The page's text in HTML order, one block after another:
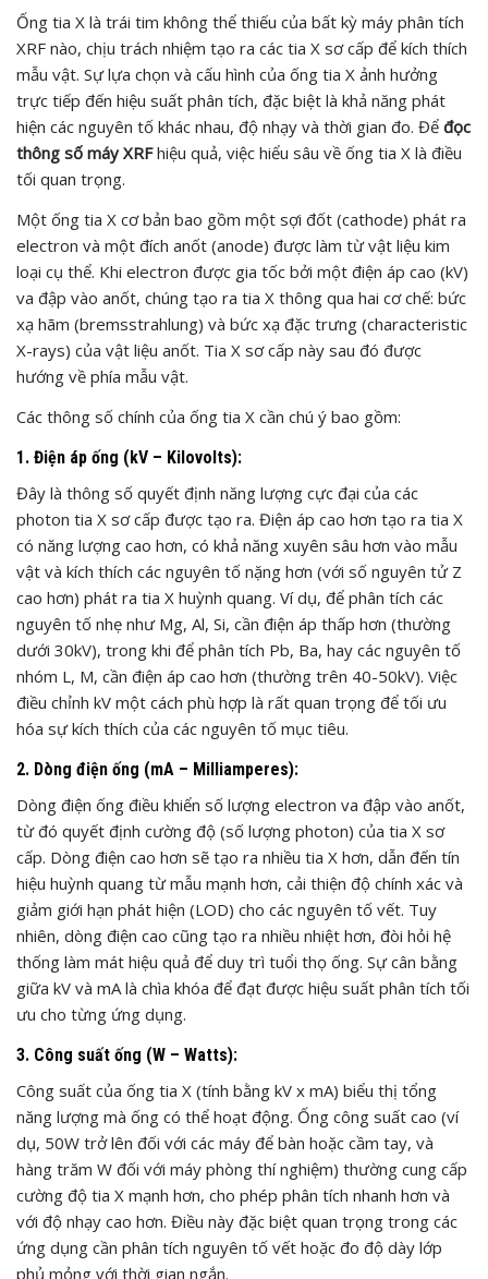
Ống tia X là trái tim không thể thiếu của bất kỳ máy phân tích
XRF nào, chịu trách nhiệm tạo ra các tia X sơ cấp để kích thích
mẫu vật. Sự lựa chọn và cấu hình của ống tia X ảnh hưởng
trực tiếp đến hiệu suất phân tích, đặc biệt là khả năng phát
hiện các nguyên tố khác nhau, độ nhạy và thời gian đo. Để đọc
thông số máy XRFhiệu quả, việc hiểu sâu về ống tia X là điều
tối quan trọng.
Một ống tia X cơ bản bao gồm một sợi đốt (cathode) phát ra
electron và một đích anốt (anode) được làm từ vật liệu kim
loại cụ thể. Khi electron được gia tốc bởi một điện áp cao (kV)
va đập vào anốt, chúng tạo ra tia X thông qua hai cơ chế: bức
xạ hãm (bremsstrahlung) và bức xạ đặc trưng (characteristic
X-rays) của vật liệu anốt. Tia X sơ cấp này sau đó được
hướng về phía mẫu vật.
Các thông số chính của ống tia X cần chú ý bao gồm:
1. Điện áp ống (kV – Kilovolts):
Đây là thông số quyết định năng lượng cực đại của các
photon tia X sơ cấp được tạo ra. Điện áp cao hơn tạo ra tia X
có năng lượng cao hơn, có khả năng xuyên sâu hơn vào mẫu
vật và kích thích các nguyên tố nặng hơn (với số nguyên tử Z
cao hơn) phát ra tia X huỳnh quang. Ví dụ, để phân tích các
nguyên tố nhẹ như Mg, Al, Si, cần điện áp thấp hơn (thường
dưới 30kV), trong khi để phân tích Pb, Ba, hay các nguyên tố
nhóm L, M, cần điện áp cao hơn (thường trên 40-50kV). Việc
điều chỉnh kV một cách phù hợp là rất quan trọng để tối ưu
hóa sự kích thích của các nguyên tố mục tiêu.
2. Dòng điện ống (mA – Milliamperes):
Dòng điện ống điều khiển số lượng electron va đập vào anốt,
từ đó quyết định cường độ (số lượng photon) của tia X sơ
cấp. Dòng điện cao hơn sẽ tạo ra nhiều tia X hơn, dẫn đến tín
hiệu huỳnh quang từ mẫu mạnh hơn, cải thiện độ chính xác và
giảm giới hạn phát hiện (LOD) cho các nguyên tố vết. Tuy
nhiên, dòng điện cao cũng tạo ra nhiều nhiệt hơn, đòi hỏi hệ
thống làm mát hiệu quả để duy trì tuổi thọ ống. Sự cân bằng
giữa kV và mA là chìa khóa để đạt được hiệu suất phân tích tối
ưu cho từng ứng dụng.
3. Công suất ống (W – Watts):
Công suất của ống tia X (tính bằng kV x mA) biểu thị tổng
năng lượng mà ống có thể hoạt động. Ống công suất cao (ví
dụ, 50W trở lên đối với các máy để bàn hoặc cầm tay, và
hàng trăm W đối với máy phòng thí nghiệm) thường cung cấp
cường độ tia X mạnh hơn, cho phép phân tích nhanh hơn và
với độ nhạy cao hơn. Điều này đặc biệt quan trọng trong các
ứng dụng cần phân tích nguyên tố vết hoặc đo độ dày lớp
phủ mỏng với thời gian ngắn.